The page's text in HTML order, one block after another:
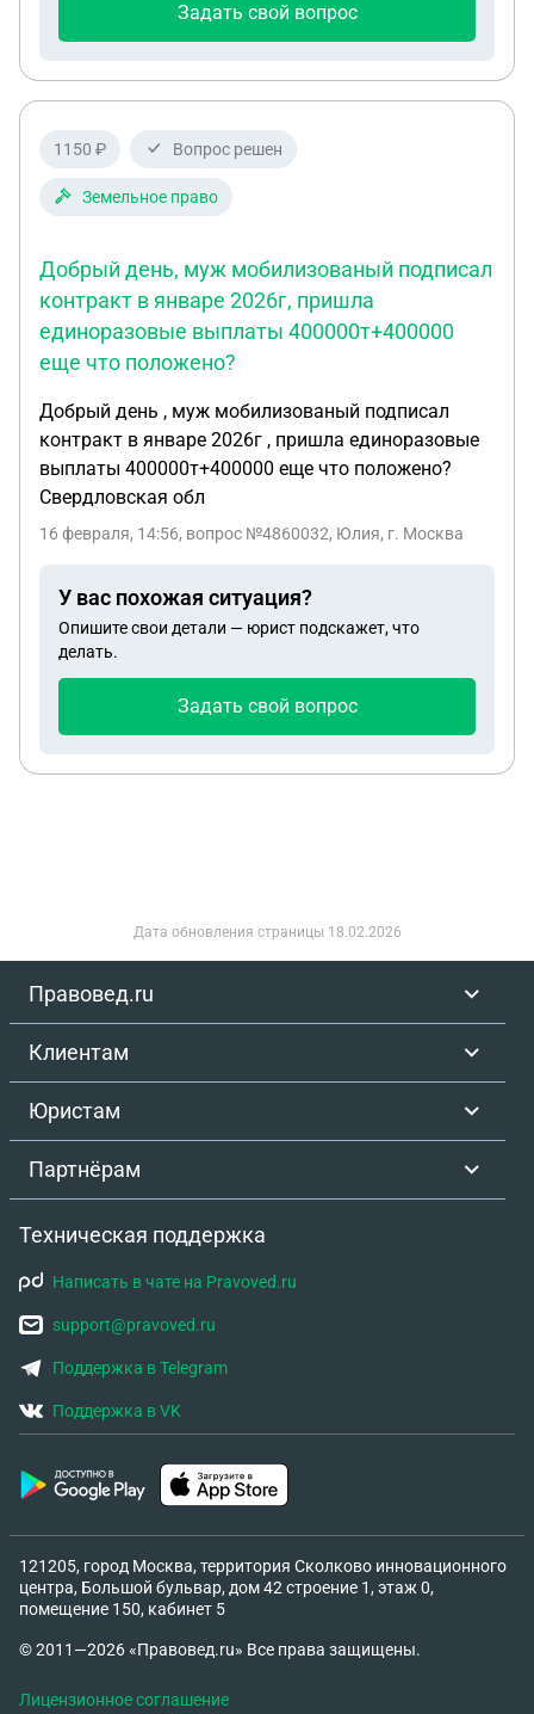
Задать свой вопрос
1150 ₽ Вопрос решен
Земельное право
Добрый день, муж мобилизованый подписал
контракт в январе 2026г, пришла
единоразовые выплаты 400000т+400000
еще что положено?
Добрый день , муж мобилизованый подписал
контракт в январе 2026г , пришла единоразовые
выплаты 400000т+400000 еще что положено?
Свердловская обл
16 февраля, 14:56, вопрос №4860032, Юлия, г. Москва
У вас похожая ситуация?
Опишите свои детали — юрист подскажет, что
делать.
Задать свой вопрос
Дата обновления страницы 18.02.2026
Правовед.ru
Клиентам
Юристам
Партнёрам
Техническая поддержка
Написать в чате на Pravoved.ru
support@pravoved.ru
Поддержка в Telegram
Поддержка в VK
121205, город Москва, территория Сколково инновационного
центра, Большой бульвар, дом 42 строение 1, этаж 0,
помещение 150, кабинет 5
© 2011—2026 «Правовед.ru» Все права защищены.
Лицензионное соглашение